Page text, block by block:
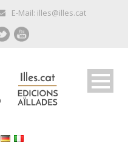
E-Mail: illes@illes.cat